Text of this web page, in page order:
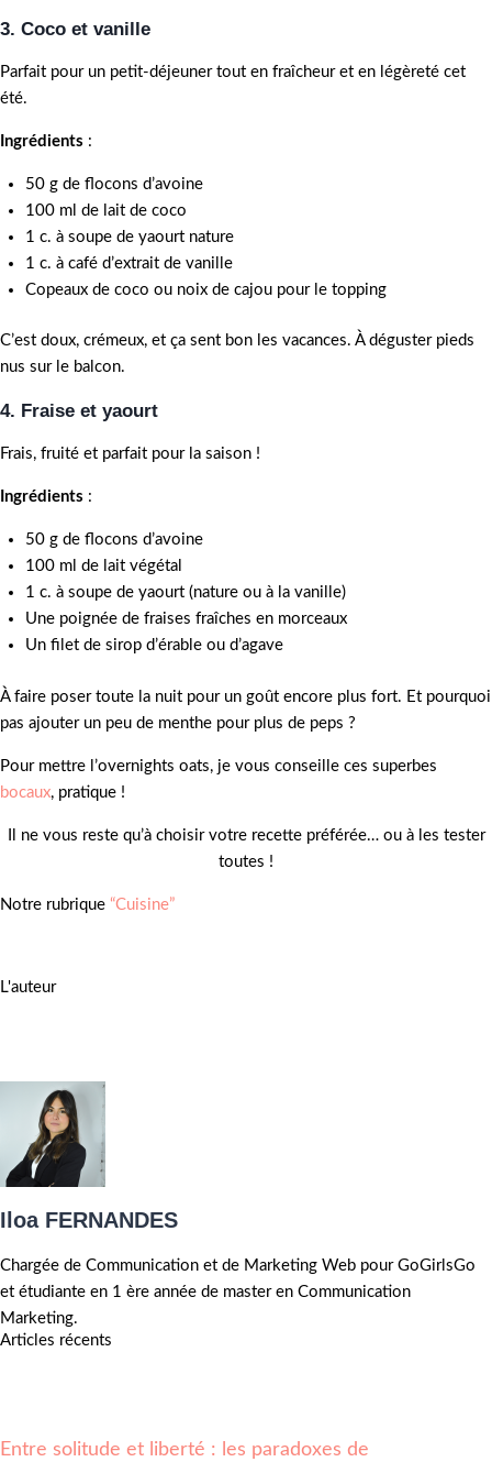
3. Coco et vanille
Parfait pour un petit-déjeuner tout en fraîcheur et en légèreté cet
été.
Ingrédients :
50 g de flocons d’avoine
100 ml de lait de coco
1 c. à soupe de yaourt nature
1 c. à café d’extrait de vanille
Copeaux de coco ou noix de cajou pour le topping
C’est doux, crémeux, et ça sent bon les vacances. À déguster pieds
nus sur le balcon.
4. Fraise et yaourt
Frais, fruité et parfait pour la saison !
Ingrédients :
50 g de flocons d’avoine
100 ml de lait végétal
1 c. à soupe de yaourt (nature ou à la vanille)
Une poignée de fraises fraîches en morceaux
Un filet de sirop d’érable ou d’agave
À faire poser toute la nuit pour un goût encore plus fort. Et pourquoi
pas ajouter un peu de menthe pour plus de peps ?
Pour mettre l’overnights oats, je vous conseille ces superbes
bocaux, pratique !
Il ne vous reste qu’à choisir votre recette préférée… ou à les tester
toutes !
Notre rubrique “Cuisine”
L'auteur
Iloa FERNANDES
Chargée de Communication et de Marketing Web pour GoGirlsGo
et étudiante en 1 ère année de master en Communication
Marketing.
Articles récents
Entre solitude et liberté : les paradoxes de